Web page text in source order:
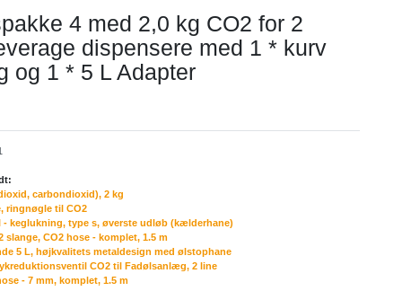
4 med 2,0 kg CO2 for 2
dispensere med 1 * kurv
og 1 * 5 L Adapter
carbondioxid), 2 kg
ringnøgle til CO2
- keglukning, type s, øverste udløb (kælderhane)
slange, CO2 hose - komplet, 1.5 m
5 L, højkvalitets metaldesign med ølstophane
CO2 til Fadølsanlæg, 2 line
- 7 mm, komplet, 1.5 m